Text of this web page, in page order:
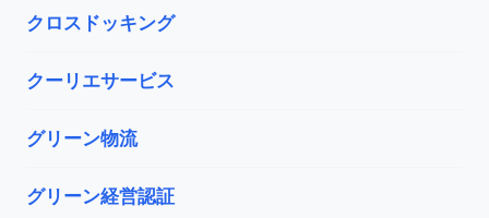
クロスドッキング
クーリエサービス
グリーン物流
グリーン経営認証